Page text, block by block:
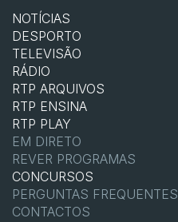
NOTÍCIAS
DESPORTO
TELEVISÃO
RÁDIO
RTP ARQUIVOS
RTP ENSINA
RTP PLAY
EM DIRETO
REVER PROGRAMAS
CONCURSOS
PERGUNTAS FREQUENTES
CONTACTOS